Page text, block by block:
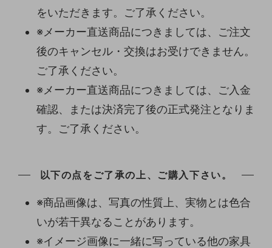
をいただきます。ご了承ください。
※メーカー直送商品につきましては、ご注文
後のキャンセル・交換はお受けできません。
ご了承ください。
※メーカー直送商品につきましては、ご入金
確認、または決済完了後の正式発注となりま
す。ご了承ください。
以下の点をご了承の上、ご購入下さい。
※商品画像は、写真の性質上、実物とは色合
いが若干異なることがあります。
※イメージ画像に一緒に写っている他の家具